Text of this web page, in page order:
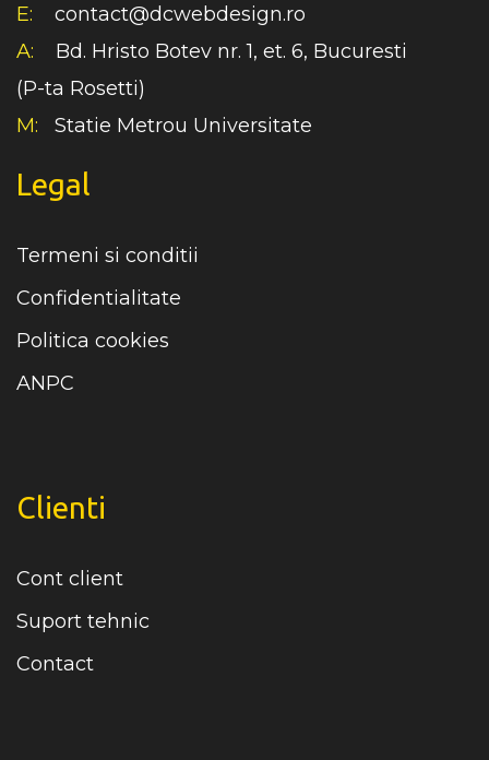
E:
contact@dcwebdesign.ro
A:
Bd. Hristo Botev nr. 1, et. 6, Bucuresti
(P-ta Rosetti)
M:
Statie Metrou Universitate
Legal
Termeni si conditii
Confidentialitate
Politica cookies
ANPC
Clienti
Cont client
Suport tehnic
Contact